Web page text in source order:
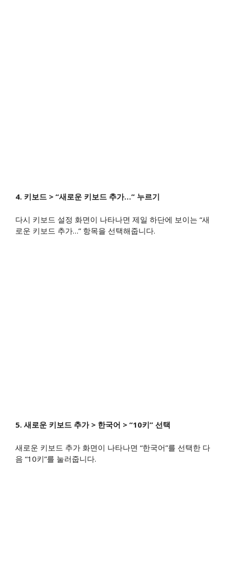
4. 키보드 > “새로운 키보드 추가…” 누르기
다시 키보드 설정 화면이 나타나면 제일 하단에 보이는 “새
로운 키보드 추가…” 항목을 선택해줍니다.​
5. 새로운 키보드 추가 > 한국어 > “10키” 선택
새로운 키보드 추가 화면이 나타나면 “한국어”를 선택한 다
음 “10키”를 눌러줍니다.